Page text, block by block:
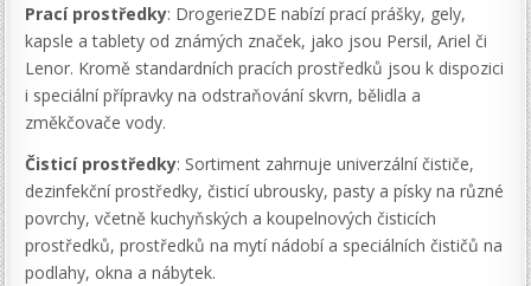
Prací prostředky: DrogerieZDE nabízí prací prášky, gely,
kapsle a tablety od známých značek, jako jsou Persil, Ariel či
Lenor. Kromě standardních pracích prostředků jsou k dispozici
i speciální přípravky na odstraňování skvrn, bělidla a
změkčovače vody.
Čisticí prostředky: Sortiment zahrnuje univerzální čističe,
dezinfekční prostředky, čisticí ubrousky, pasty a písky na různé
povrchy, včetně kuchyňských a koupelnových čisticích
prostředků, prostředků na mytí nádobí a speciálních čističů na
podlahy, okna a nábytek.